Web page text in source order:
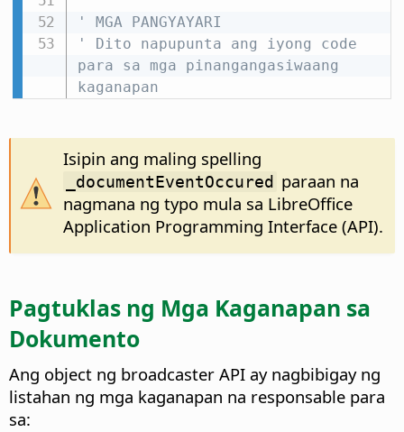
' MGA PANGYAYARI
' Dito napupunta ang iyong code
para sa mga pinangangasiwaang
kaganapan
Isipin ang maling spelling
_documentEventOccured paraan na
nagmana ng typo mula sa LibreOffice
Application Programming Interface (API).
Pagtuklas ng Mga Kaganapan sa
Dokumento
Ang object ng broadcaster API ay nagbibigay ng
listahan ng mga kaganapan na responsable para
sa: